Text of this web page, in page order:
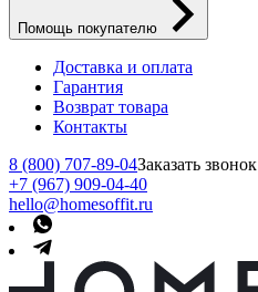
Помощь покупателю
Доставка и оплата
Гарантия
Возврат товара
Контакты
8 (800) 707-89-04Заказать звонок
+7 (967) 909-04-40
hello@homesoffit.ru